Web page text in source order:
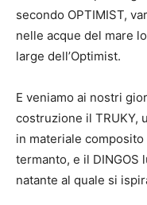
secondo OPTIMIST,
nelle acque del mare
large dell’Optimist.
E veniamo ai nostri
costruzione il TRUKY,
in materiale
termanto, e il DINGOS
natante al quale si